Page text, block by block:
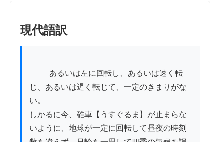
現代語訳
じ、あるいは遅く転じて、一定のきまりがな
い。
しかるに今、碓車【うすぐるま】が止まらな
いように、地球が一定に回転して昼夜の時刻